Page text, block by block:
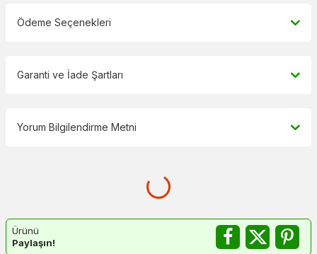
Ödeme Seçenekleri
Garanti ve İade Şartları
Yorum Bilgilendirme Metni
Ürünü
Paylaşın!